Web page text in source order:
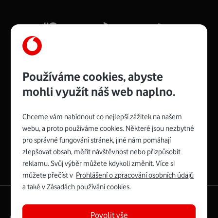
Více o COMPAL CH7465VF
Zyxel VMG8623-T50B:
Rozměry modemu jsou 16 x 22 x 7,5 cm (včetně stojánku)
a nabízí 4 gigabitové LAN porty a bezdrátové připojení Wi-
Fi ve verzích 802.11 b/g/n/ac pro frekvenci 2,4 GHz a
Mb/s.
Spojte se s Vodafonem
Používáme cookies, abyste
mohli využít náš web naplno.
Chceme vám nabídnout co nejlepší zážitek na našem
webu, a proto používáme cookies. Některé jsou nezbytné
pro správné fungování stránek, jiné nám pomáhají
zlepšovat obsah, měřit návštěvnost nebo přizpůsobit
reklamu. Svůj výběr můžete kdykoli změnit. Více si
můžete přečíst v Prohlášení o zpracování osobních údajů
a také vZásadách používání cookies.
Povolit vše